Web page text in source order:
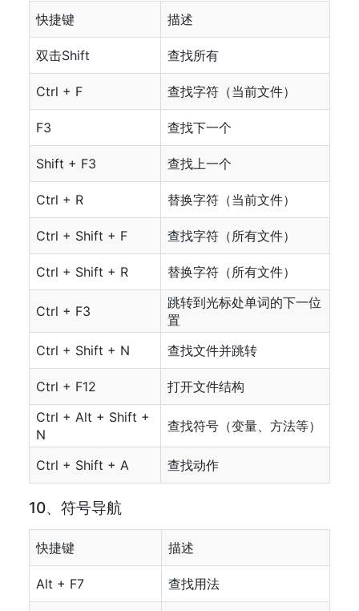
快捷键 描述
双击Shift 查找所有
Ctrl + F 查找字符（当前文件）
F3 查找下一个
Shift + F3 查找上一个
Ctrl + R 替换字符（当前文件）
Ctrl + Shift + F 查找字符（所有文件）
Ctrl + Shift + R 替换字符（所有文件）
Ctrl + F3
跳转到光标处单词的下一位
置
Ctrl + Shift + N
查找文件并跳转
Ctrl + F12
打开文件结构
Ctrl + Alt + Shift +
N
查找符号（变量、方法等）
Ctrl + Shift + A 查找动作
10、符号导航
快捷键 描述
Alt + F7 查找用法